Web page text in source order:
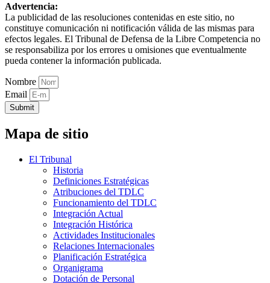
Advertencia:
La publicidad de las resoluciones contenidas en este sitio, no
constituye comunicación ni notificación válida de las mismas para
efectos legales. El Tribunal de Defensa de la Libre Competencia no
se responsabiliza por los errores u omisiones que eventualmente
pueda contener la información publicada.
Nombre
Email
Submit
Mapa de sitio
El Tribunal
Historia
Definiciones Estratégicas
Atribuciones del TDLC
Funcionamiento del TDLC
Integración Actual
Integración Histórica
Actividades Institucionales
Relaciones Internacionales
Planificación Estratégica
Organigrama
Dotación de Personal